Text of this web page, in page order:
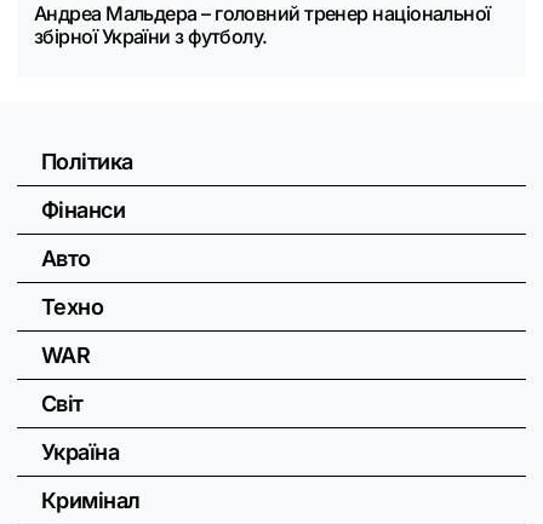
Андреа Мальдера – головний тренер національної
збірної України з футболу.
Політика
Фінанси
Авто
Техно
WAR
Світ
Україна
Кримінал